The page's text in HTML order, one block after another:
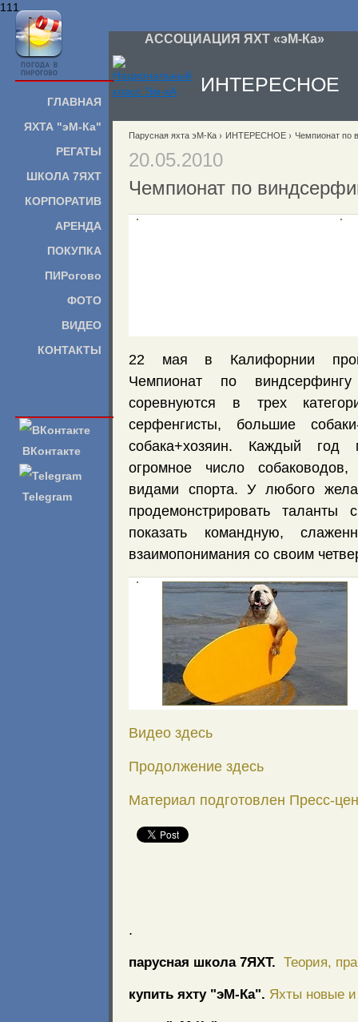
ГЛАВНАЯ
ЯХТА "эМ-Ка"
РЕГАТЫ
ШКОЛА 7ЯХТ
КОРПОРАТИВ
АРЕНДА
ПОКУПКА
ПИРогово
ФОТО
ВИДЕО
КОНТАКТЫ
ВКонтакте
Telegram
111
АССОЦИАЦИЯ ЯХТ «эМ-Ка»
ИНТЕРЕСНОЕ
Парусная яхта эМ-Ка ИНТЕРЕСНОЕ Чемпионат по
20.05.2010
Чемпионат по
22 мая в Калифорнии
Чемпионат по
соревнуются в трех
серфенгисты, большие
собака+хозяин. Каждый год
огромное число
видами спорта. У любого
продемонстрировать таланты
показать командную,
взаимопонимания со своим
Видео здесь
Продолжение здесь
Материал подготовлен Пресс-
.
парусная школа 7ЯХТ. Теория,
купить яхту "эМ-Ка". Яхты новые и